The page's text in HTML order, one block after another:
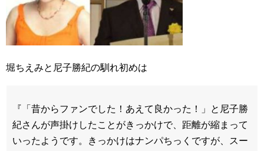
堀ちえみと尼子勝紀の馴れ初めは
『「昔からファンでした！あえて良かった！」と尼子勝
紀さんが声掛けしたことがきっかけで、距離が縮まって
いったようです。きっかけはナンパちっくですが、スー